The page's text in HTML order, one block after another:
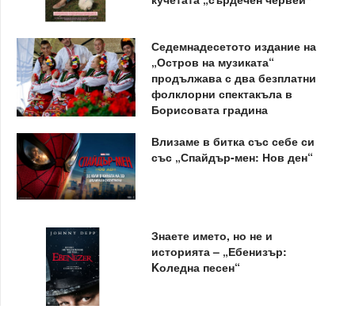
Седемнадесетото издание на
„Остров на музиката“
продължава с два безплатни
фолклорни спектакъла в
Борисовата градина
Влизаме в битка със себе си
със „Спайдър-мен: Нов ден“
Знаете името, но не и
историята – „Ебенизър:
Kоледна песен“